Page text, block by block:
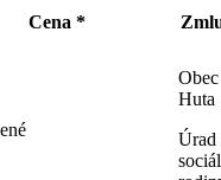
Cena *
Huta
Úrad